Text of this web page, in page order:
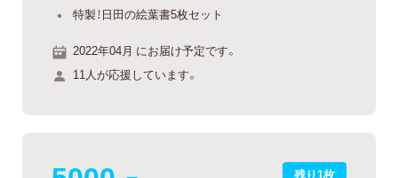
特製！日田の絵葉書5枚セット
2022年04月 にお届け予定です。
11人が応援しています。
残り1枚